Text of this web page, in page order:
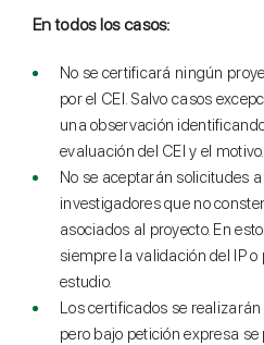
En todos los casos:
No se certificará ningún
por el CEI. Salvo casos
una observación
evaluación del CEI y el motivo.
No se aceptarán solicitudes
investigadores que no
asociados al proyecto. En
siempre la validación del IP
estudio.
Los certificados se
pero bajo petición expresa